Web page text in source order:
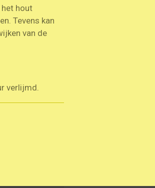
hout
Tevens kan
van de
verlijmd.